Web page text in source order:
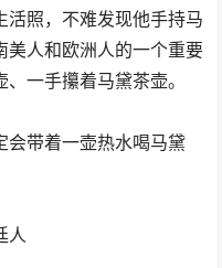
活照，不难发现他手持马
美人和欧洲人的一个重要
一手攥着马黛茶壶。
会带着一壶热水喝马黛
人